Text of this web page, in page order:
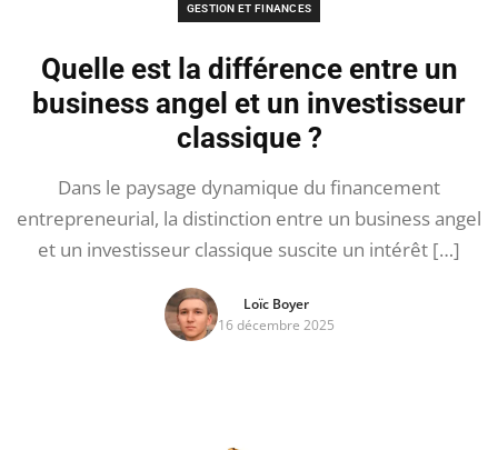
GESTION ET FINANCES
Quelle est la différence entre un
business angel et un investisseur
classique ?
Dans le paysage dynamique du financement
entrepreneurial, la distinction entre un business angel
et un investisseur classique suscite un intérêt […]
Loïc Boyer
16 décembre 2025